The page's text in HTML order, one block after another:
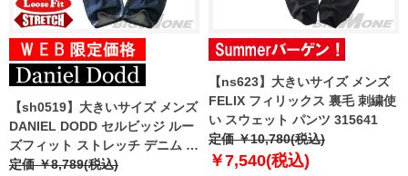
【sh0519】大きいサイズ メンズ
DANIEL DODD セルビッジ ルー
ズフィット ストレッチ デニム パ
ンツ azd-229007l
定価 ￥8,789(税込)
【ns623】大きいサイズ メンズ
FELIX フィリックス 裏毛 刺繍使
い スウェット パンツ 315641
定価 ￥10,780(税込)
￥7,540(税込)